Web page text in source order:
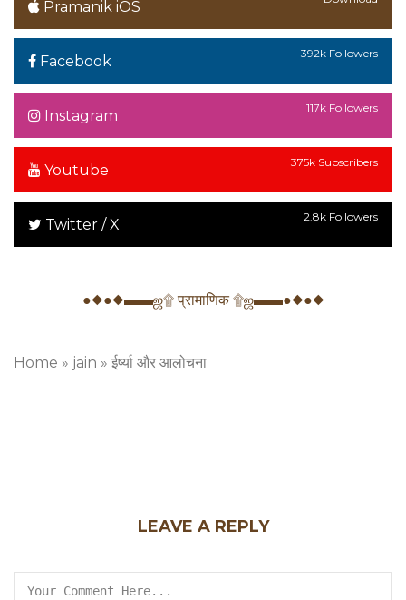
Pramanik iOS
Facebook 392k Followers
Instagram 117k Followers
Youtube 375k Subscribers
Twitter / X 2.8k Followers
●◆●◆▬▬ஜ۩ प्रामाणिक ۩ஜ▬▬●◆●◆
Home » jain » ईर्ष्या और आलोचना
LEAVE A REPLY